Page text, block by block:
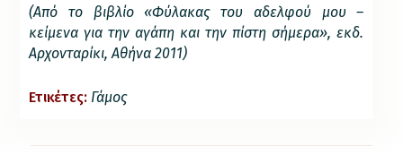
(Από το βιβλίο «Φύλακας του αδελφού μου –
κείμενα για την αγάπη και την πίστη σήμερα», εκδ.
Αρχονταρίκι, Αθήνα 2011)
Ετικέτες: Γάμος